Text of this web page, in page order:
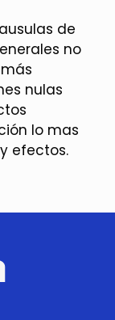
de
no
nulas
lo mas
efectos.